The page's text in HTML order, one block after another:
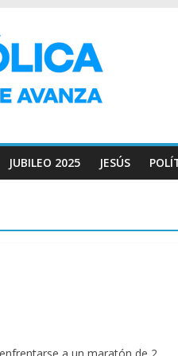
JUBILEO 2025 JESÚS